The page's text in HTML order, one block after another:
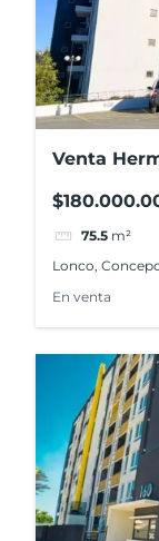
Venta
75.5 m²
Lonco,
En venta